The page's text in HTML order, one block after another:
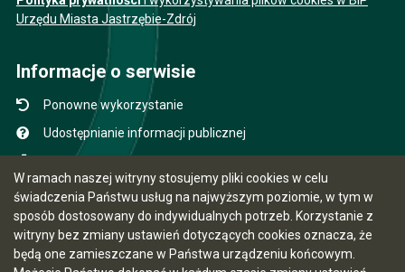
W ramach naszej witryny stosujemy pliki cookies w celu
świadczenia Państwu usług na najwyższym poziomie, w tym w
sposób dostosowany do indywidualnych potrzeb. Korzystanie z
witryny bez zmiany ustawień dotyczących cookies oznacza, że
będą one zamieszczane w Państwa urządzeniu końcowym.
Urzędu Miasta Jastrzębie-Zdrój
Informacje o serwisie
Ponowne wykorzystanie
Udostępnianie informacji publicznej
Instrukcja obsługi
Statystyki oglądalności
Ostatnio dodane